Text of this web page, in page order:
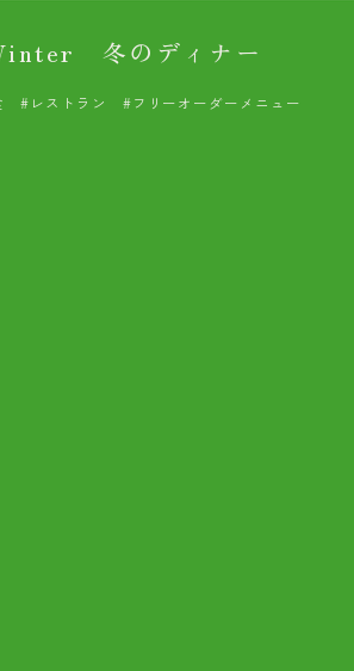
冬のディナー
#レストラン
#フリーオーダーメニュー